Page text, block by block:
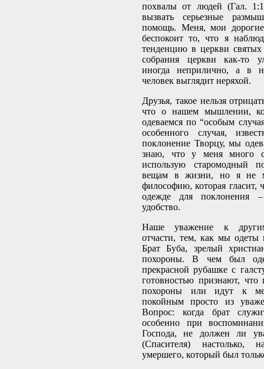
похвалы от людей (Гал.
вызвать серьезные
помощь. Меня, мои
беспокоит то, что я
тенденцию в церкви святых
собрания церкви как-то
иногда неприлично, а в
человек выглядит неряхой.
Друзья, такое нельзя
что о нашем мышлении,
одеваемся по “особым
особенного случая,
поклонение Творцу, мы
знаю, что у меня много
использую старомодный
вещам в жизни, но я не
философию, которая гласит,
одежде для поклонения
удобство.
Наше уважение к другим
отчасти, тем, как мы одеты
Брат Буба, зрелый
похороны. В чем был
прекрасной рубашке с
готовностью признают, что
похороны или идут к
покойным просто из
Вопрос: когда брат
особенно при
Господа, не должен ли
(Спасителя) настолько,
умершего, который был